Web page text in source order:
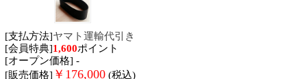
[支払方法]ヤマト運輸代引き
[会員特典]1,600ポイント
[オープン価格] -
[販売価格] ￥ 176,000 (税込)